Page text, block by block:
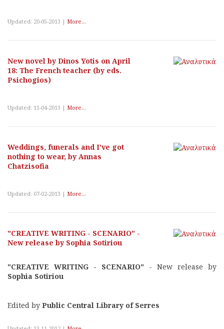
Updated: 20-05-2013 | More...
New novel by Dinos Yotis on April
18: The French teacher (by eds.
Psichogios)
Updated: 11-04-2013 | More...
Weddings, funerals and I've got
nothing to wear, by Annas
Chatzisofia
Updated: 07-02-2013 | More...
"CREATIVE WRITING - SCENARIO" -
New release by Sophia Sotiriou
"CREATIVE WRITING - SCENARIO" - New release by
Sophia Sotiriou
Edited by Public Central Library of Serres